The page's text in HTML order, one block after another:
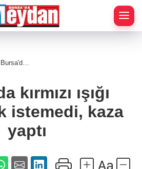
Bursa'da
beklemek
istemedi,
yaptı
kırmızı ışığı
istemedi, kaza
yaptı